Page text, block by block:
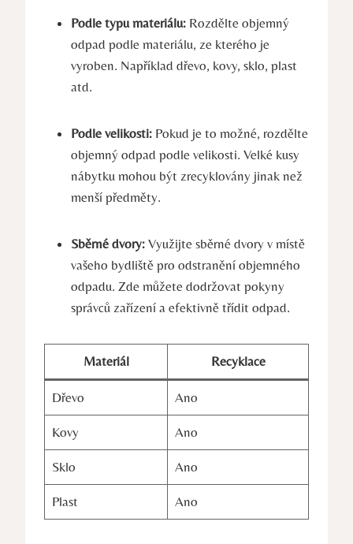
Podle typu materiálu: Rozdělte objemný
odpad podle materiálu, ze kterého je
vyroben. Například dřevo, kovy, sklo, plast
atd.
Podle velikosti: Pokud je to možné, rozdělte
objemný odpad podle velikosti. Velké kusy
nábytku mohou být zrecyklovány jinak než
menší předměty.
Sběrné dvory: Využijte sběrné dvory v místě
vašeho bydliště pro odstranění objemného
odpadu. Zde můžete dodržovat pokyny
správců zařízení a efektivně třídit odpad.
Materiál Recyklace
Dřevo Ano
Kovy Ano
Sklo Ano
Plast Ano